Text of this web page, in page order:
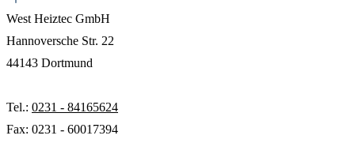
West Heiztec GmbH
Hannoversche Str. 22
44143 Dortmund
Tel.: 0231 - 84165624
Fax: 0231 - 60017394